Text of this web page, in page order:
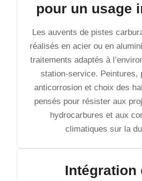
pour un usage
Les auvents de pistes
réalisés en acier ou en
traitements adaptés à
station-service. Peintures,
anticorrosion et choix des
pensés pour résister aux
hydrocarbures et aux
climatiques sur la
Intégration